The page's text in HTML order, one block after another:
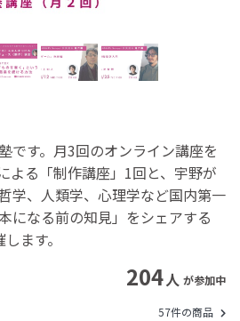
です。月3回のオンライン講座を
よる「制作講座」1回と、宇野が
学、人類学、心理学など国内第一
になる前の知見」をシェアする
ます。
204人 が参加中
57件の商品